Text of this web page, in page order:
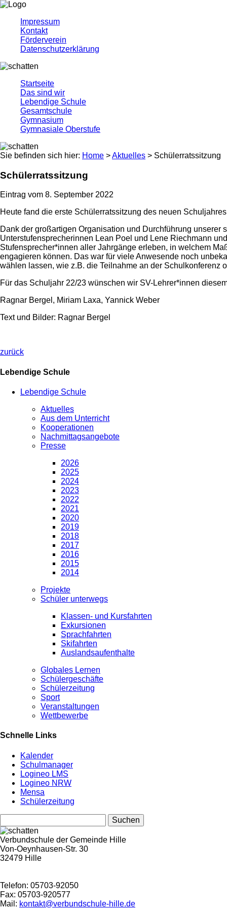
Impressum
Kontakt
Förderverein
Datenschutzerklärung
Startseite
Das sind wir
Lebendige Schule
Gesamtschule
Gymnasium
Gymnasiale Oberstufe
Sie befinden sich hier: Home >Aktuelles > Schülerratssitzung
Schülerratssitzung
Eintrag vom 8. September 2022
Heute fand die erste Schülerratssitzung des neuen
Dank der großartigen Organisation und Durchführung
Unterstufensprecherinnen Lean Poel und Lene Riechmann
Stufensprecher*innen aller Jahrgänge erleben, in welchem
engagieren können. Das war für viele Anwesende noch
wählen lassen, wie z.B. die Teilnahme an der Schulkonferenz
Für das Schuljahr 22/23 wünschen wir SV-Lehrer*innen
Ragnar Bergel, Miriam Laxa, Yannick Weber
Text und Bilder: Ragnar Bergel
zurück
Lebendige Schule
Lebendige Schule
Aktuelles
Aus dem Unterricht
Kooperationen
Nachmittagsangebote
Presse
2026
2025
2024
2023
2022
2021
2020
2019
2018
2017
2016
2015
2014
Projekte
Schüler unterwegs
Klassen- und Kursfahrten
Exkursionen
Sprachfahrten
Skifahrten
Auslandsaufenthalte
Globales Lernen
Schülergeschäfte
Schülerzeitung
Sport
Veranstaltungen
Wettbewerbe
Schnelle Links
Kalender
Schulmanager
Logineo LMS
Logineo NRW
Mensa
Schülerzeitung
nach:
Verbundschule der Gemeinde Hille
Von-Oeynhausen-Str. 30
32479 Hille
Telefon: 05703-92050
Fax: 05703-920577
Mail: kontakt@verbundschule-hille.de